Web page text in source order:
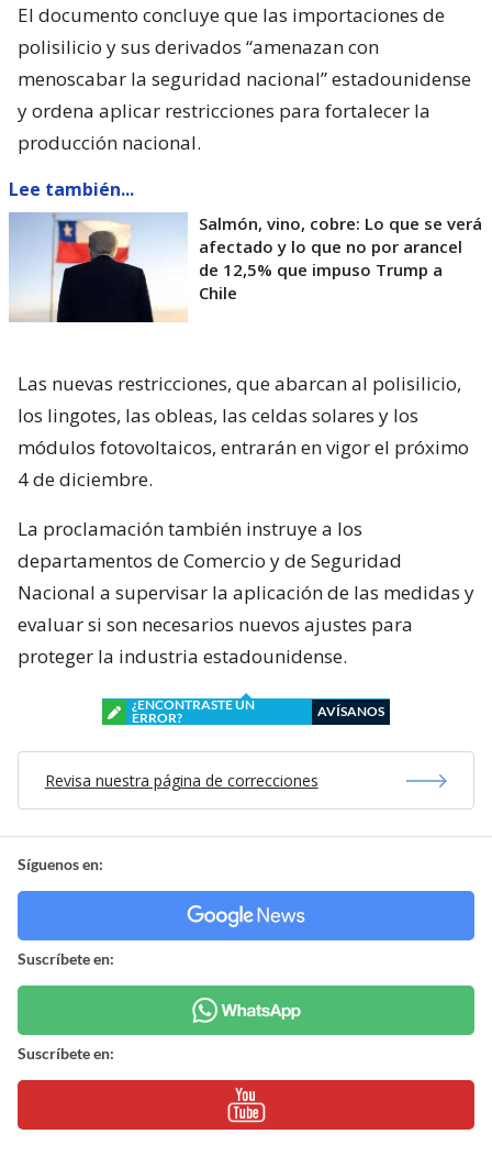
El documento concluye que las importaciones de
polisilicio y sus derivados “amenazan con
menoscabar la seguridad nacional” estadounidense
y ordena aplicar restricciones para fortalecer la
producción nacional.
Lee también...
Salmón, vino, cobre: Lo que se verá
afectado y lo que no por arancel
de 12,5% que impuso Trump a
Chile
Las nuevas restricciones, que abarcan al polisilicio,
los lingotes, las obleas, las celdas solares y los
módulos fotovoltaicos, entrarán en vigor el próximo
4 de diciembre.
La proclamación también instruye a los
departamentos de Comercio y de Seguridad
Nacional a supervisar la aplicación de las medidas y
evaluar si son necesarios nuevos ajustes para
proteger la industria estadounidense.
¿ENCONTRASTE UN
ERROR?
AVÍSANOS
Revisa nuestra página de correcciones
Síguenos en:
Suscríbete en:
Suscríbete en: